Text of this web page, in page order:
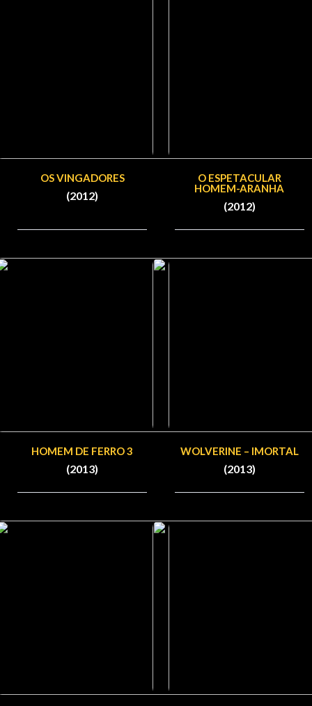
OS VINGADORES
(2012)
O ESPETACULAR
HOMEM-ARANHA
(2012)
HOMEM DE FERRO 3
(2013)
WOLVERINE – IMORTAL
(2013)